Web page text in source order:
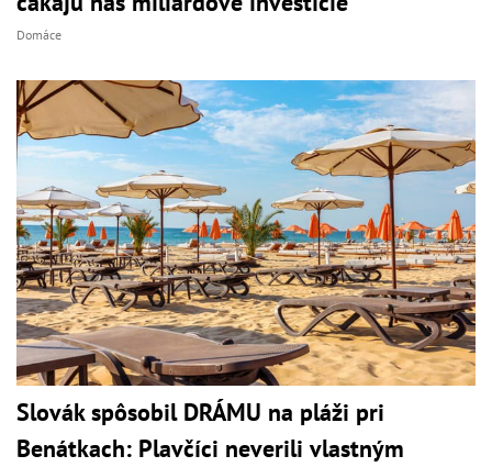
Domáce
Slovák spôsobil DRÁMU na pláži pri
Benátkach: Plavčíci neverili vlastným